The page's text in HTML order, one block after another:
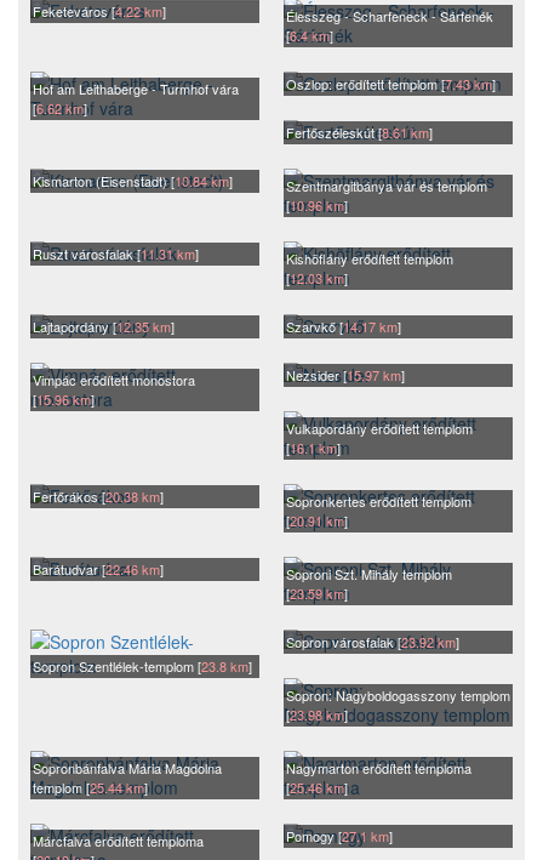
Feketeváros [4.22 km]
Élesszeg - Scharfeneck - Sárfenék
[6.4 km]
Hof am Leithaberge - Turmhof vára
[6.62 km]
Oszlop: erődített templom [7.43 km]
Fertőszéleskút [8.61 km]
Kismarton (Eisenstadt) [10.84 km]
Szentmargitbánya vár és templom
[10.96 km]
Ruszt városfalak [11.31 km]
Kishöflány erődített templom
[12.03 km]
Lajtapordány [12.35 km] Szarvkő [14.17 km]
Vimpác erődített monostora
[15.96 km]
Nezsider [15.97 km]
Vulkapordány erődített templom
[16.1 km]
Fertőrákos [20.38 km]
Sopronkertes erődített templom
[20.91 km]
Barátudvar [22.46 km]
Soproni Szt. Mihály templom
[23.59 km]
Sopron Szentlélek-templom [23.8 km]
Sopron városfalak [23.92 km]
Sopron: Nagyboldogasszony templom
[23.98 km]
Sopronbánfalva Mária Magdolna
templom [25.44 km]
Nagymarton erődített temploma
[25.46 km]
Márcfalva erődített temploma
Pomogy [27.1 km]